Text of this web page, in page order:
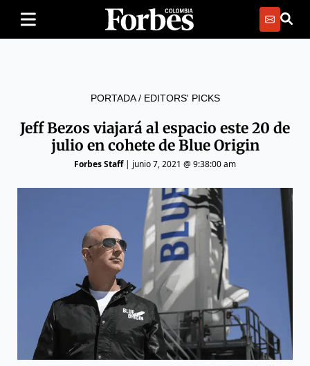
PORTADA/ EDITORS' PICKS
Jeff Bezos viajará al espacio este 20 de
julio en cohete de Blue Origin
Forbes Staff| junio 7, 2021 @ 9:38:00 am